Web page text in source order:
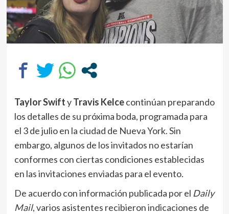
Taylor SwiftyTravis Kelcecontinúan preparando
los detalles de su próxima boda, programada para
el 3 de julio en la ciudad de Nueva York. Sin
embargo, algunos de los invitados no estarían
conformes con ciertas condiciones establecidas
en las invitaciones enviadas para el evento.
De acuerdo con información publicada por el Daily
Mail, varios asistentes recibieron indicaciones de